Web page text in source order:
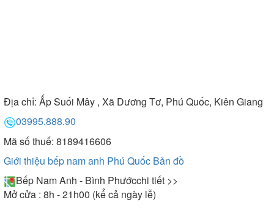
Địa chỉ: Ấp Suối Mây , Xã Dương Tơ, Phú Quốc, Kiên Giang
03995.888.90
Mã số thuế: 8189416606
Giới thiệu bếp nam anh Phú Quốc Bản đồ
Bếp Nam Anh - Bình Phướcchi tiết >>
Mở cửa : 8h - 21h00 (kể cả ngày lễ)